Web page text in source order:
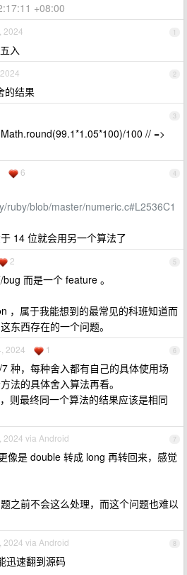
+08:00
1
2024
入
2
的结果
3
100 // =>
4
6
ruby/blob/master/numeric.c#L2536C1
14 位就会用另一个算法了
5
2
而是一个 feature 。
，属于我能想到的最常见的科班知道而
东西存在的一个问题。
6
2024 1
种，每种舍入都有自己的具体使用场
法的具体舍入算法再看。
则最终同一个算法的结果应该是相同
7
2024 via Android
像是 double 转成 long 再转回来，感觉
之前不会这么处理，而这个问题也难以
8
2024 via Android
迅速翻到源码